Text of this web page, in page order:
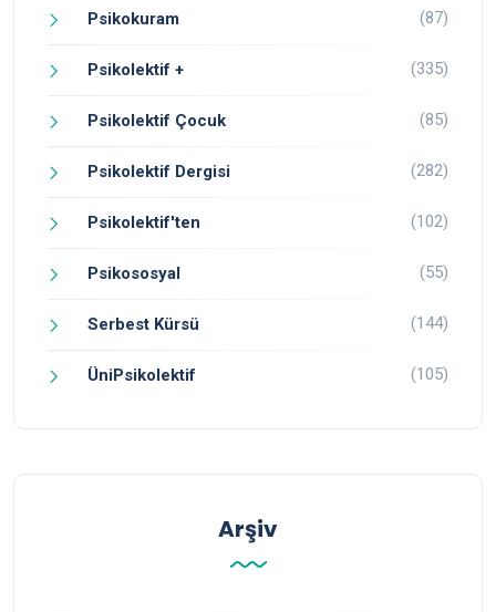
Psikokuram (87)
Psikolektif + (335)
Psikolektif Çocuk (85)
Psikolektif Dergisi (282)
Psikolektif'ten (102)
Psikososyal (55)
Serbest Kürsü (144)
ÜniPsikolektif (105)
Arşiv